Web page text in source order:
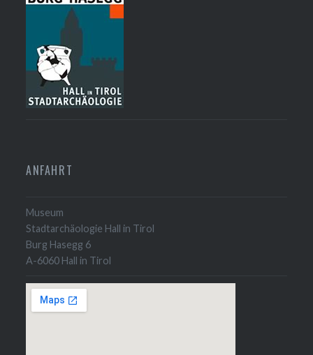
ANFAHRT
Museum
Stadtarchäologie Hall in Tirol
Burg Hasegg 6
A-6060 Hall in Tirol